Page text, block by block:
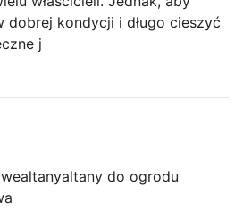
dobrej kondycji i długo cieszyć
j
altanyaltany do ogrodu